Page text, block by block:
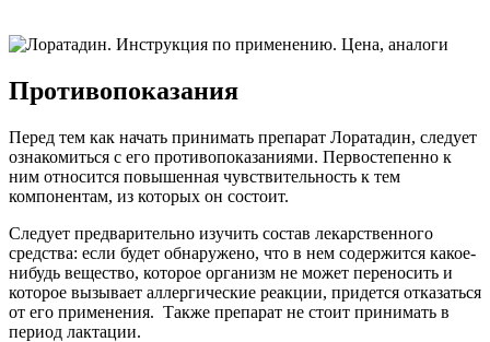
Противопоказания
Перед тем как начать принимать препарат Лоратадин, следует
ознакомиться с его противопоказаниями. Первостепенно к
ним относится повышенная чувствительность к тем
компонентам, из которых он состоит.
Следует предварительно изучить состав лекарственного
средства: если будет обнаружено, что в нем содержится какое-
нибудь вещество, которое организм не может переносить и
которое вызывает аллергические реакции, придется отказаться
от его применения. Также препарат не стоит принимать в
период лактации.